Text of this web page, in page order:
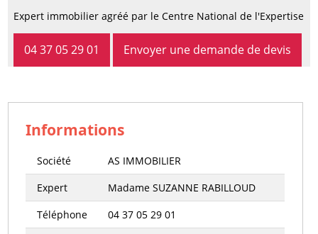
Expert immobilier agréé par le Centre National de l'Expertise
04 37 05 29 01 Envoyer une demande de devis
Informations
Société
AS IMMOBILIER
Expert
Madame SUZANNE RABILLOUD
Téléphone
04 37 05 29 01